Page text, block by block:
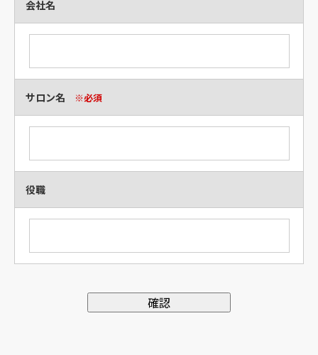
会社名
サロン名 ※必須
役職